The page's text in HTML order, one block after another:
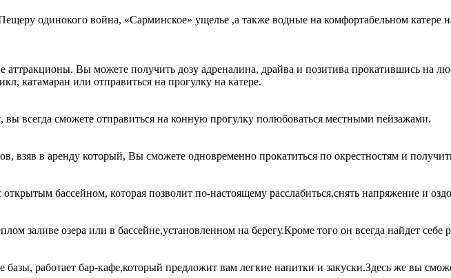
одинокого война, «Сарминское» ущелье ,а также водные на комфортабельном катере
Вы можете получить дозу адреналина, драйва и позитива прокатившись на
катамаран или отправиться на прогулку на катере.
всегда сможете отправиться на конную прогулку полюбоваться местными пейзажами.
взяв в аренду который, Вы сможете одновременно прокатиться по окрестностям и
бассейном, которая позволит по-настоящему расслабиться,снять напряжение и
заливе озера или в бассейне,установленном на берегу.Кроме того он всегда найдет
базы, работает бар-кафе,который предложит вам легкие напитки и закуски.Здесь же вы